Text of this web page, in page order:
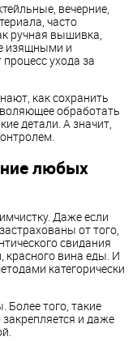
вечерние,
часто
ручная вышивка,
изящными и
ухода за
как сохранить
обработать
детали. А значит,
любых
Даже если
от того,
свидания
красного вина еды. И
категорически
того, такие
и даже